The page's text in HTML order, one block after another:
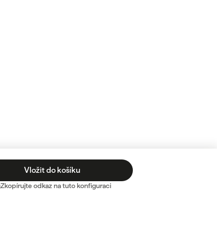
Vložit do košíku
Zkopírujte odkaz na tuto konfiguraci